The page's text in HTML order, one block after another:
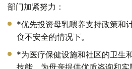
部门加紧努力：
*优先投资母乳喂养支持政策和
食不安全的情况下。
*为医疗保健设施和社区的卫生